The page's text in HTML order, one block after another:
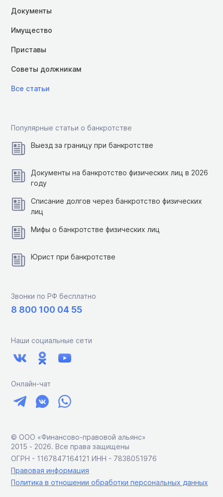
Документы
Имущество
Приставы
Советы должникам
Все статьи
Популярные статьи о банкротстве
Выезд за границу при банкротстве
Документы на банкротство физических лиц в 2026
году
Списание долгов через банкротство физических
лиц
Мифы о банкротстве физических лиц
Юрист при банкротстве
Звонки по РФ бесплатно
8 800 100 04 55
Наши социальные сети
Онлайн-чат
© ООО «Финансово-правовой альянс»
2015 ‑ 2026. Все права защищены
ОГРН - 1167847164121 ИНН - 7838051976
Правовая информация
Политика в отношении обработки персональных данных